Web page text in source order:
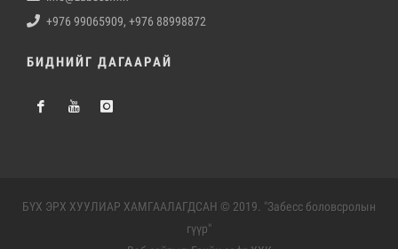
+976 99065909, +976 88998872
БИДНИЙГ ДАГААРАЙ
БҮХ ЭРХ ХУУЛИАР ХАМГААЛАГДСАН © 2019. "Забесс боловсролын
гүүр"